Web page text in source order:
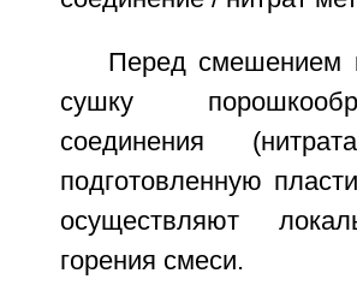
Перед смешением
сушку
соединения
подготовленную
осуществляют
горения смеси.